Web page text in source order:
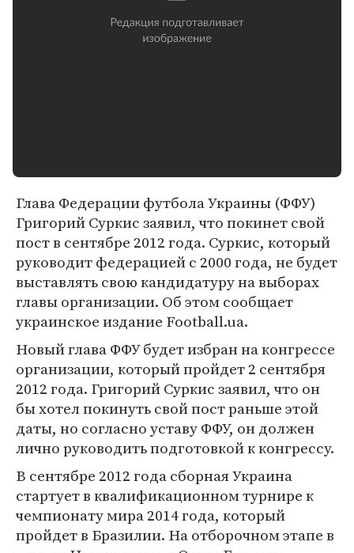
Глава Федерации футбола Украины (ФФУ)
Григорий Суркис заявил, что покинет свой
пост в сентябре 2012 года. Суркис, который
руководит федерацией с 2000 года, не будет
выставлять свою кандидатуру на выборах
главы организации. Об этом сообщает
украинское издание Football.ua.
Новый глава ФФУ будет избран на конгрессе
организации, который пройдет 2 сентября
2012 года. Григорий Суркис заявил, что он
бы хотел покинуть свой пост раньше этой
даты, но согласно уставу ФФУ, он должен
лично руководить подготовкой к конгрессу.
В сентябре 2012 года сборная Украина
стартует в квалификационном турнире к
чемпионату мира 2014 года, который
пройдет в Бразилии. На отборочном этапе в